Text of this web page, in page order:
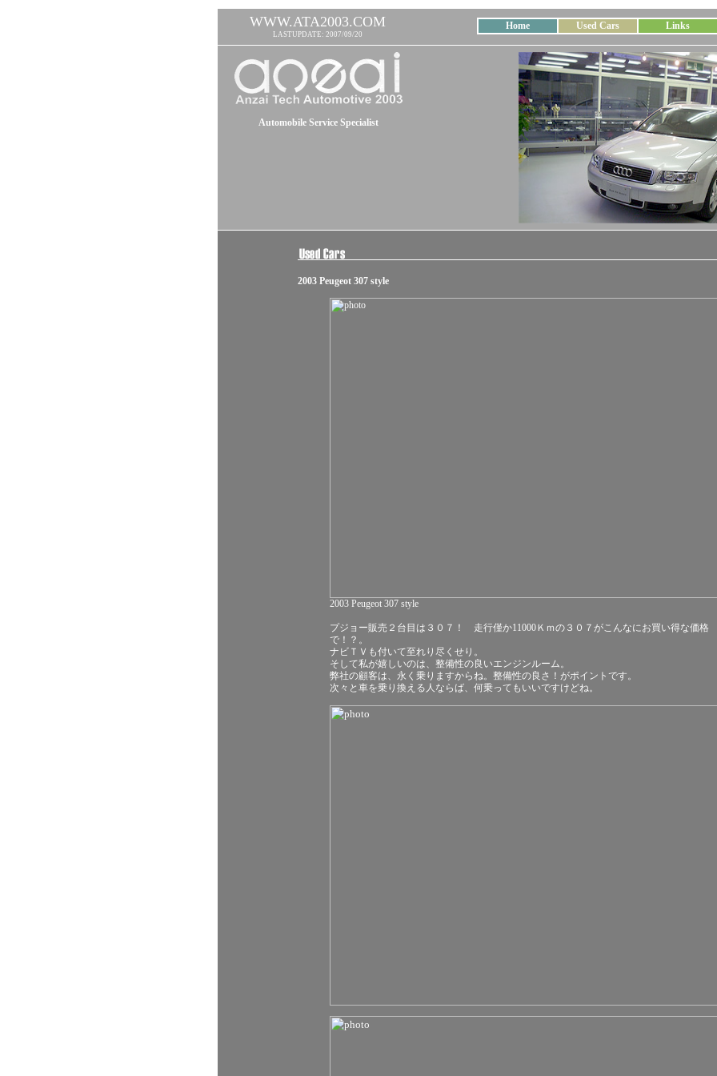
WWW.ATA2003.COM
LASTUPDATE: 2007/09/20
Home Used Cars Links
Automobile Service Specialist
2003 Peugeot 307 style
2003 Peugeot 307 style
プジョー販売２台目は３０７！ 走行僅か11000Ｋｍの３０７がこんなにお買い得な価格
で！？。
ナビＴＶも付いて至れり尽くせり。
そして私が嬉しいのは、整備性の良いエンジンルーム。
弊社の顧客は、永く乗りますからね。整備性の良さ！がポイントです。
次々と車を乗り換える人ならば、何乗ってもいいですけどね。